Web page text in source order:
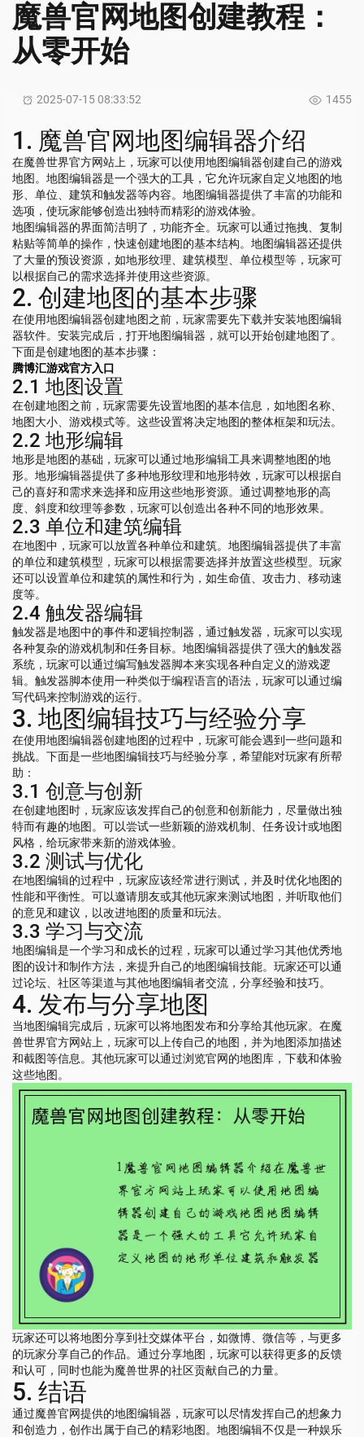
魔兽官网地图创建教程：
从零开始
2025-07-15 08:33:52 1455
1. 魔兽官网地图编辑器介绍
在魔兽世界官方网站上，玩家可以使用地图编辑器创建自己的游戏
地图。地图编辑器是一个强大的工具，它允许玩家自定义地图的地
形、单位、建筑和触发器等内容。地图编辑器提供了丰富的功能和
选项，使玩家能够创造出独特而精彩的游戏体验。
地图编辑器的界面简洁明了，功能齐全。玩家可以通过拖拽、复制
粘贴等简单的操作，快速创建地图的基本结构。地图编辑器还提供
了大量的预设资源，如地形纹理、建筑模型、单位模型等，玩家可
以根据自己的需求选择并使用这些资源。
2. 创建地图的基本步骤
在使用地图编辑器创建地图之前，玩家需要先下载并安装地图编辑
器软件。安装完成后，打开地图编辑器，就可以开始创建地图了。
下面是创建地图的基本步骤：
腾博汇游戏官方入口
2.1 地图设置
在创建地图之前，玩家需要先设置地图的基本信息，如地图名称、
地图大小、游戏模式等。这些设置将决定地图的整体框架和玩法。
2.2 地形编辑
地形是地图的基础，玩家可以通过地形编辑工具来调整地图的地
形。地形编辑器提供了多种地形纹理和地形特效，玩家可以根据自
己的喜好和需求来选择和应用这些地形资源。通过调整地形的高
度、斜度和纹理等参数，玩家可以创造出各种不同的地形效果。
2.3 单位和建筑编辑
在地图中，玩家可以放置各种单位和建筑。地图编辑器提供了丰富
的单位和建筑模型，玩家可以根据需要选择并放置这些模型。玩家
还可以设置单位和建筑的属性和行为，如生命值、攻击力、移动速
度等。
2.4 触发器编辑
触发器是地图中的事件和逻辑控制器，通过触发器，玩家可以实现
各种复杂的游戏机制和任务目标。地图编辑器提供了强大的触发器
系统，玩家可以通过编写触发器脚本来实现各种自定义的游戏逻
辑。触发器脚本使用一种类似于编程语言的语法，玩家可以通过编
写代码来控制游戏的运行。
3. 地图编辑技巧与经验分享
在使用地图编辑器创建地图的过程中，玩家可能会遇到一些问题和
挑战。下面是一些地图编辑技巧与经验分享，希望能对玩家有所帮
助：
3.1 创意与创新
在创建地图时，玩家应该发挥自己的创意和创新能力，尽量做出独
特而有趣的地图。可以尝试一些新颖的游戏机制、任务设计或地图
风格，给玩家带来新的游戏体验。
3.2 测试与优化
在地图编辑的过程中，玩家应该经常进行测试，并及时优化地图的
性能和平衡性。可以邀请朋友或其他玩家来测试地图，并听取他们
的意见和建议，以改进地图的质量和玩法。
3.3 学习与交流
地图编辑是一个学习和成长的过程，玩家可以通过学习其他优秀地
图的设计和制作方法，来提升自己的地图编辑技能。玩家还可以通
过论坛、社区等渠道与其他地图编辑者交流，分享经验和技巧。
4. 发布与分享地图
当地图编辑完成后，玩家可以将地图发布和分享给其他玩家。在魔
兽世界官方网站上，玩家可以上传自己的地图，并为地图添加描述
和截图等信息。其他玩家可以通过浏览官网的地图库，下载和体验
这些地图。
玩家还可以将地图分享到社交媒体平台，如微博、微信等，与更多
的玩家分享自己的作品。通过分享地图，玩家可以获得更多的反馈
和认可，同时也能为魔兽世界的社区贡献自己的力量。
5. 结语
通过魔兽官网提供的地图编辑器，玩家可以尽情发挥自己的想象力
和创造力，创作出属于自己的精彩地图。地图编辑不仅是一种娱乐